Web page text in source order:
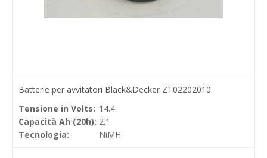
Batterie per avvitatori Black&Decker ZT02202010
Tensione in Volts: 14.4
Capacità Ah (20h): 2.1
Tecnologia:
NiMH